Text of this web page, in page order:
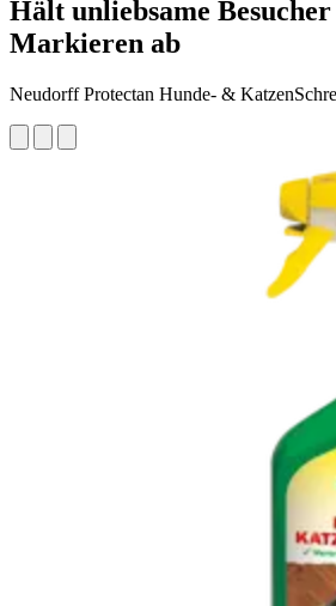
Hält unliebsame
Markieren ab
Neudorff Protectan Hunde- &